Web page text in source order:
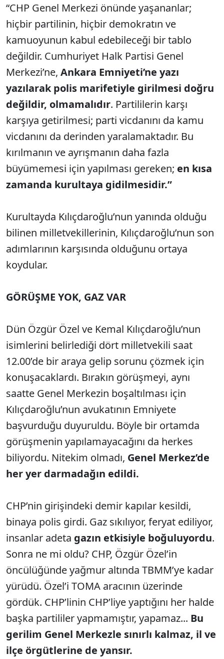
“CHP Genel Merkezi önünde yaşananlar;
hiçbir partilinin, hiçbir demokratın ve
kamuoyunun kabul edebileceği bir tablo
değildir. Cumhuriyet Halk Partisi Genel
Merkezi’ne, Ankara Emniyeti’ne yazı
yazılarak polis marifetiyle girilmesi doğru
değildir, olmamalıdır. Partililerin karşı
karşıya getirilmesi; parti vicdanını da kamu
vicdanını da derinden yaralamaktadır. Bu
kırılmanın ve ayrışmanın daha fazla
büyümemesi için yapılması gereken; en kısa
zamanda kurultaya gidilmesidir.”
Kurultayda Kılıçdaroğlu’nun yanında olduğu
bilinen milletvekillerinin, Kılıçdaroğlu’nun son
adımlarının karşısında olduğunu ortaya
koydular.
GÖRÜŞME YOK, GAZ VAR
Dün Özgür Özel ve Kemal Kılıçdaroğlu’nun
isimlerini belirlediği dört milletvekili saat
12.00’de bir araya gelip sorunu çözmek için
konuşacaklardı. Bırakın görüşmeyi, aynı
saatte Genel Merkezin boşaltılması için
Kılıçdaroğlu’nun avukatının Emniyete
başvurduğu duyuruldu. Böyle bir ortamda
görüşmenin yapılamayacağını da herkes
biliyordu. Nitekim olmadı, Genel Merkez’de
her yer darmadağın edildi.
CHP’nin girişindeki demir kapılar kesildi,
binaya polis girdi. Gaz sıkılıyor, feryat ediliyor,
insanlar adeta gazın etkisiyle boğuluyordu.
Sonra ne mi oldu? CHP, Özgür Özel’in
öncülüğünde yağmur altında TBMM’ye kadar
yürüdü. Özel’i TOMA aracının üzerinde
gördük. CHP’linin CHP’liye yaptığını her halde
başka partililer yapmamıştır, yapamaz... Bu
gerilim Genel Merkezle sınırlı kalmaz, il ve
ilçe örgütlerine de yansır.